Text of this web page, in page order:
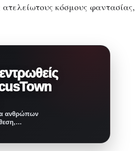
ατελείωτους κόσμους φαντασίας,
ανθρώπων